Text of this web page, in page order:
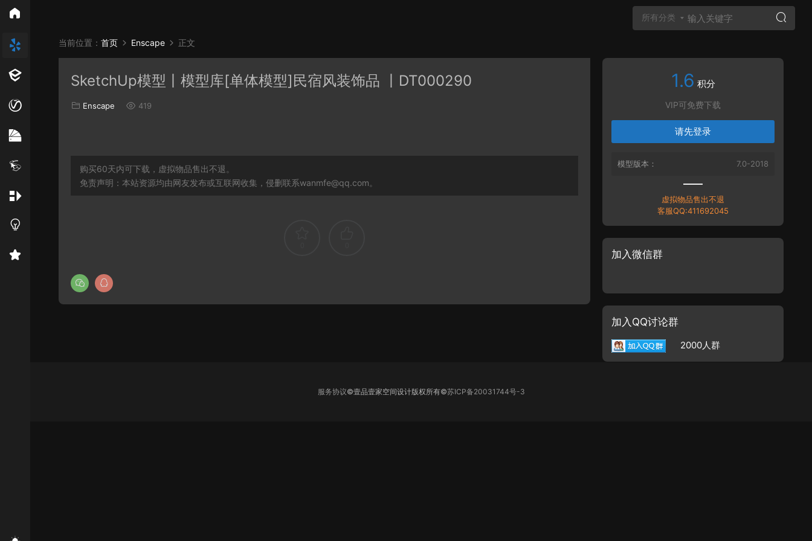
所有分类
Vray Enscape PB3构件 构件 轮廓 免费模型
当前位置： 首页 Enscape 正文
SketchUp模型丨模型库[单体模型]民宿风装饰品 丨DT000290
Enscape 419
购买60天内可下载，虚拟物品售出不退。
免责声明：本站资源均由网友发布或互联网收集，侵删联系wanmfe@qq.com。
1.6 积分
VIP可免费下载
请先登录
模型版本： 7.0-2018
虚拟物品售出不退
客服QQ:411692045
加入微信群
加入QQ讨论群
2000人群
服务协议©壹品壹家空间设计版权所有©苏ICP备20031744号-3